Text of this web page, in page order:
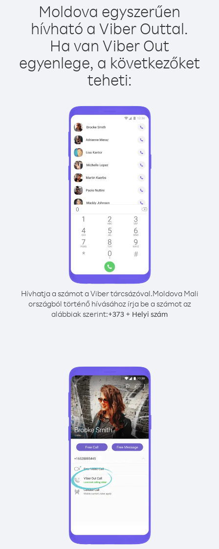
Moldova egyszerűen
hívható a Viber Outtal.
Ha van Viber Out
egyenlege, a következőket
teheti:
Hívhatja a számot a Viber tárcsázóval.Moldova Mali
országból történő hívásához írja be a számot az
alábbiak szerint:+373 + Helyi szám